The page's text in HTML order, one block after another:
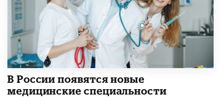
В России появятся новые
медицинские специальности